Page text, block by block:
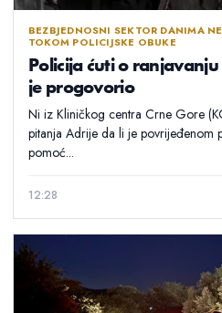
BEZBJEDNOSNI SEKTOR DANIMA
TOKOM POLICIJSKE OBUKE
Policija ćuti o
je progovorio
Ni iz Kliničkog centra Crne Gore
pitanja Adrije da li je povrijeđenom
pomoć...
12:28